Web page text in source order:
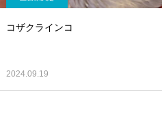
コザクラインコ
2024.09.19